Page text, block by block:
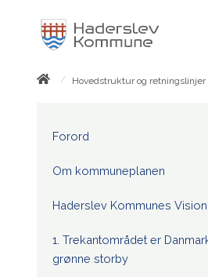
/ Hovedstruktur og retningslinjer
Forord
Om kommuneplanen
Haderslev Kommunes Vision
1. Trekantområdet er
grønne storby